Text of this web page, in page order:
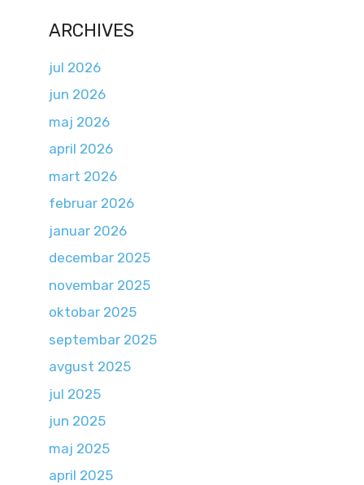
ARCHIVES
jul 2026
jun 2026
maj 2026
april 2026
mart 2026
februar 2026
januar 2026
decembar 2025
novembar 2025
oktobar 2025
septembar 2025
avgust 2025
jul 2025
jun 2025
maj 2025
april 2025